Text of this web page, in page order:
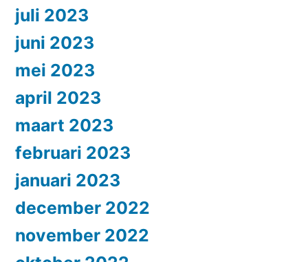
juli 2023
juni 2023
mei 2023
april 2023
maart 2023
februari 2023
januari 2023
december 2022
november 2022